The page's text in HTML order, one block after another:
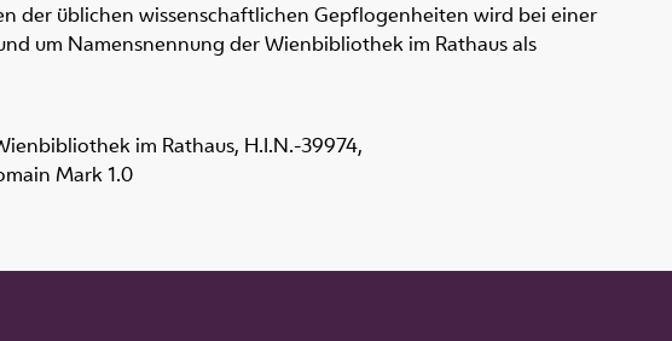
der üblichen wissenschaftlichen Gepflogenheiten wird bei einer
um Namensnennung der Wienbibliothek im Rathaus als
im Rathaus, H.I.N.-39974,
Mark 1.0